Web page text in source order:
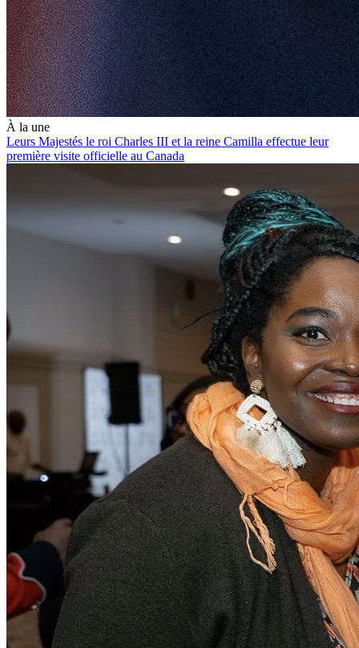
À la une
Leurs Majestés le roi Charles III et la reine Camilla effectue leur
première visite officielle au Canada